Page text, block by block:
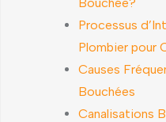
Processus
Plombier pour
Causes
Bouchées
Canalisations